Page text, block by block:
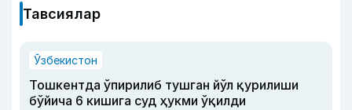
Тавсиялар
Ўзбекистон
Тошкентда ўпирилиб тушган йўл қурилиши
бўйича 6 кишига суд ҳукми ўқилди